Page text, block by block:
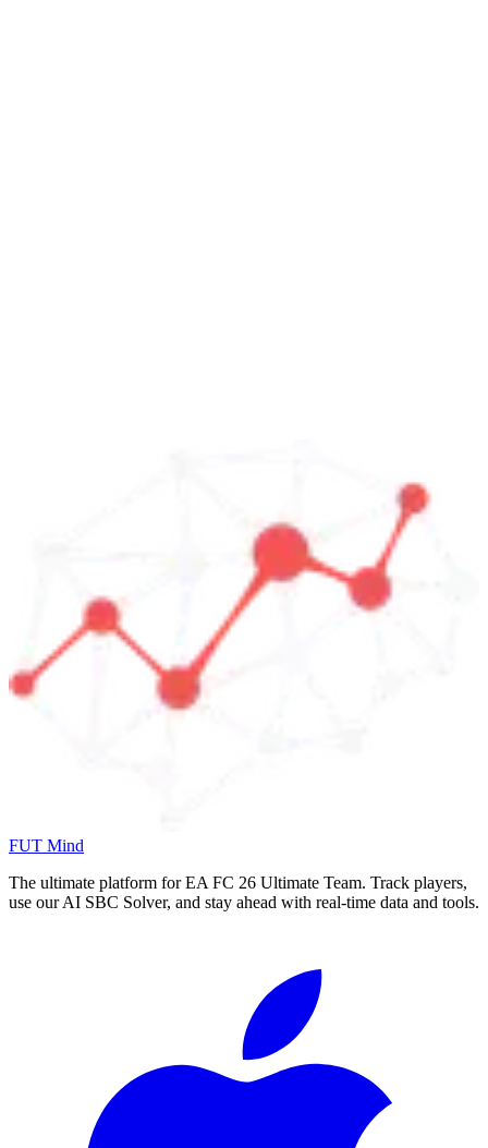
FUT Mind
The ultimate platform for EA FC 26 Ultimate Team. Track players,
use our AI SBC Solver, and stay ahead with real-time data and tools.